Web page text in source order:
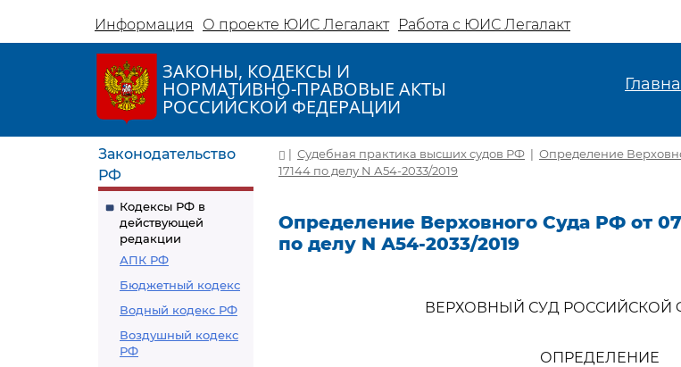
Информация О проекте ЮИС Легалакт Работа с ЮИС Легалакт
ЗАКОНЫ, КОДЕКСЫ И
НОРМАТИВНО-ПРАВОВЫЕ АКТЫ
РОССИЙСКОЙ ФЕДЕРАЦИИ
Законодательство
РФ
Кодексы РФ в
действующей
редакции
АПК РФ
Бюджетный кодекс
Водный кодекс РФ
Воздушный кодекс
РФ
| Судебная практика высших судов РФ | Определение
17144 по делу N А54-2033/2019
Определение Верховного Суда РФ от
по делу N А54-2033/2019
ВЕРХОВНЫЙ СУД РОССИЙСКОЙ
ОПРЕДЕЛЕНИЕ